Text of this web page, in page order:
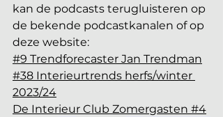
kan de podcasts terugluisteren op
de bekende podcastkanalen of op
deze website:
#9 Trendforecaster Jan Trendman
#38 Interieurtrends herfs/winter
2023/24
De Interieur Club Zomergasten #4